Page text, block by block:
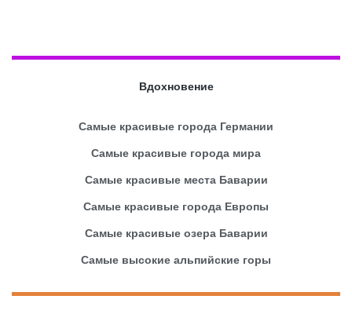
Вдохновение
Самые красивые города Германии
Самые красивые города мира
Самые красивые места Баварии
Самые красивые города Европы
Самые красивые озера Баварии
Самые высокие альпийские горы